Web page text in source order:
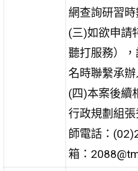
網查詢研習時
(三)如欲申請
聽打服務）
名時聯繫承
(四)本案後續
行政規劃組
師電話：
箱：